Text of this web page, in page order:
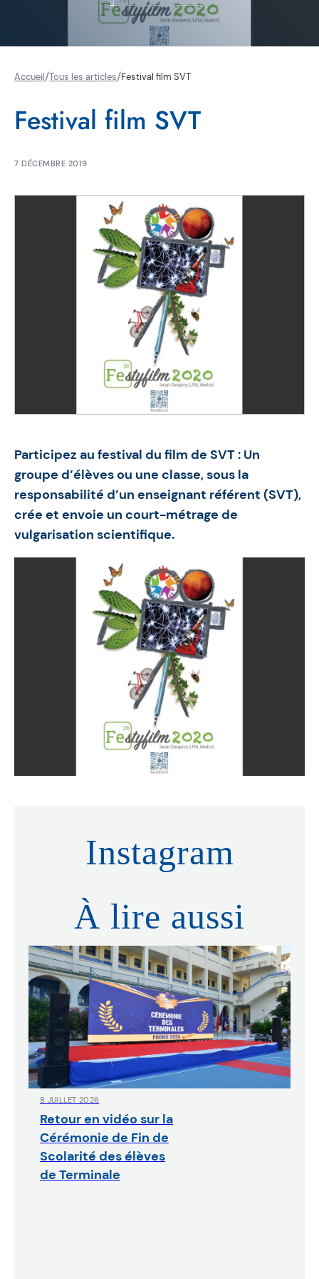
Accueil/Tous les articles/Festival film SVT
Festival film SVT
7 DÉCEMBRE 2019
Participez au festival du film de SVT : Un
groupe d’élèves ou une classe, sous la
responsabilité d’un enseignant référent (SVT),
crée et envoie un court-métrage de
vulgarisation scientifique.
Instagram
À lire aussi
8 JUILLET 2026
Retour en vidéo sur la
Cérémonie de Fin de
Scolarité des élèves
de Terminale